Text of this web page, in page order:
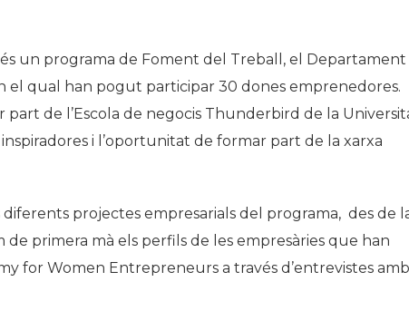
un programa de Foment del Treball, el Departament
el qual han pogut participar 30 dones emprenedores.
part de l’Escola de negocis Thunderbird de la
inspiradores i l’oportunitat de formar part de la xarxa
projectes empresarials del programa, des de
de primera mà els perfils de les empresàries que han
for Women Entrepreneurs a través d’entrevistes amb